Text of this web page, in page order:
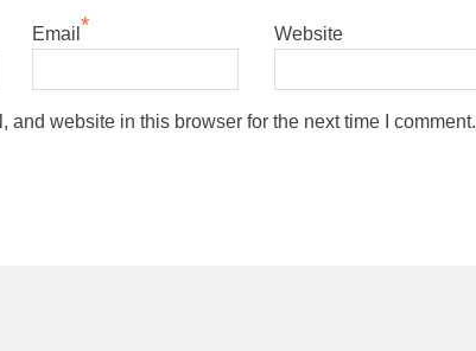
Email * Website
and website in this browser for the next time I comment.